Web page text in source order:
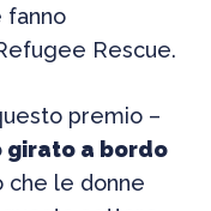
fanno
Rescue.
premio –
girato a bordo
che le donne